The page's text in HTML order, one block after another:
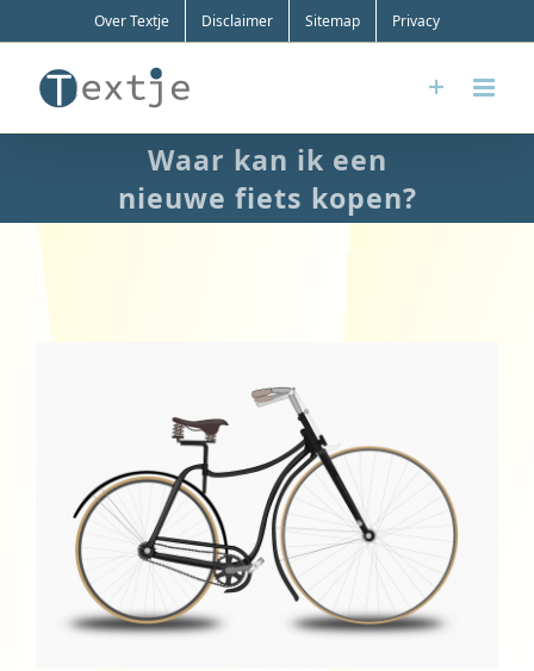
Over Textje Disclaimer Sitemap Privacy
Waar kan ik een
nieuwe fiets kopen?